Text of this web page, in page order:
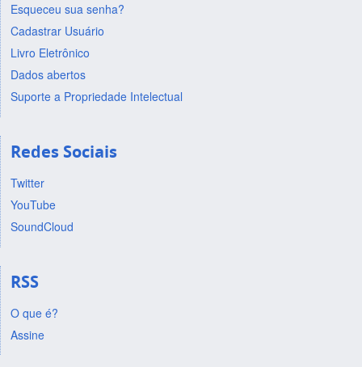
Esqueceu sua senha?
Cadastrar Usuário
Livro Eletrônico
Dados abertos
Suporte a Propriedade Intelectual
Redes Sociais
Twitter
YouTube
SoundCloud
RSS
O que é?
Assine